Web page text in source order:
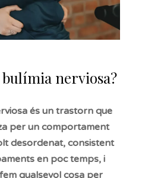
bulímia nerviosa?
és un trastorn que
per un comportament
desordenat, consistent
en poc temps, i
qualsevol cosa per